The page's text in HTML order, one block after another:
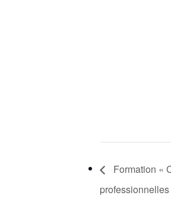
Formation «
professionnelles